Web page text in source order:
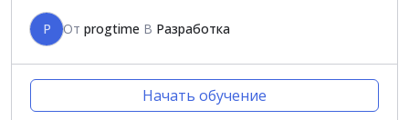
P От progtime В Разработка
Начать обучение